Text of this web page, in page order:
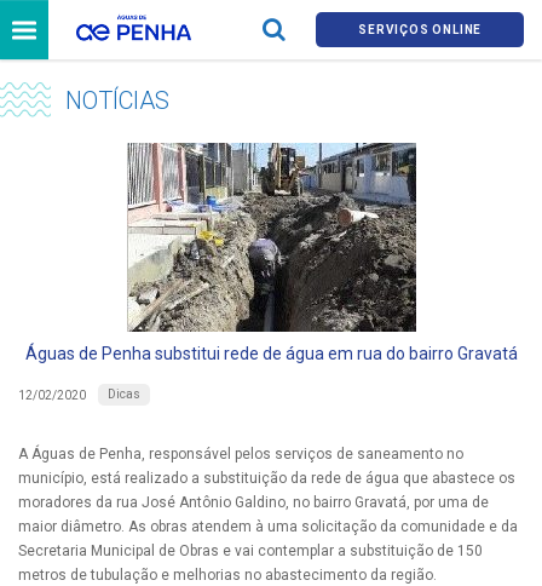
SERVIÇOS ONLINE
NOTÍCIAS
Águas de Penha substitui rede de água em rua do bairro Gravatá
12/02/2020 Dicas
A Águas de Penha, responsável pelos serviços de saneamento no
município, está realizado a substituição da rede de água que abastece os
moradores da rua José Antônio Galdino, no bairro Gravatá, por uma de
maior diâmetro. As obras atendem à uma solicitação da comunidade e da
Secretaria Municipal de Obras e vai contemplar a substituição de 150
metros de tubulação e melhorias no abastecimento da região.